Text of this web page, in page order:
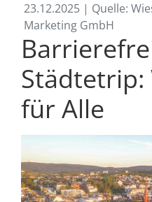
23.12.2025 | Quelle:
Marketing GmbH
Städtetrip:
für Alle